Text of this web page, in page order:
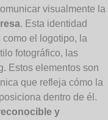
visualmente la
. Esta identidad
el logotipo, la
fotográfico, las
Estos elementos son
que refleja cómo la
dentro de él.
y